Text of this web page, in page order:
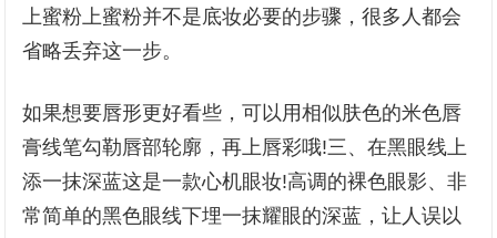
上蜜粉上蜜粉并不是底妆必要的步骤，很多人都会
省略丢弃这一步。
如果想要唇形更好看些，可以用相似肤色的米色唇
膏线笔勾勒唇部轮廓，再上唇彩哦!三、在黑眼线上
添一抹深蓝这是一款心机眼妆!高调的裸色眼影、非
常简单的黑色眼线下埋一抹耀眼的深蓝，让人误以